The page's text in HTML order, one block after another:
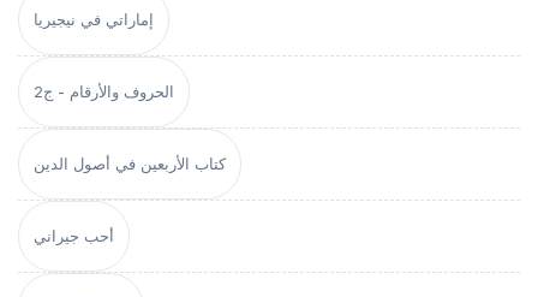
إماراتي في نيجيريا
الحروف والأرقام - ج2
كتاب الأربعين في أصول الدين
أحب جيراني